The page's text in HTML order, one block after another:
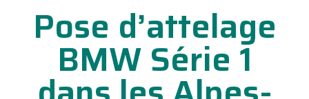
Pose d’attelage
BMW Série 1